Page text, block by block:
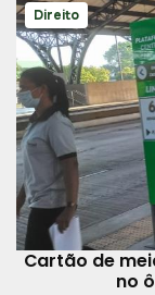
Direito
Cartão de
no